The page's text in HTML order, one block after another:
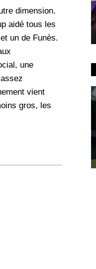
dimension.
aidé tous les
un de Funès.
une
vient
gros, les